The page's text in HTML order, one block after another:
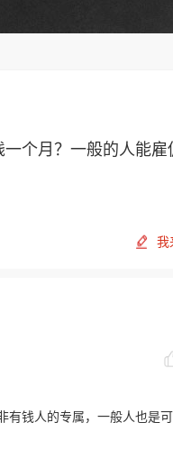
个月？一般的人能雇
我
有钱人的专属，一般人也是